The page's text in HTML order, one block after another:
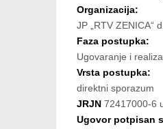
Organizacija:
JP „RTV ZENICA“
Faza postupka:
Ugovaranje i
Vrsta postupka:
direktni sporazum
JRJN 72417000-6
Ugovor potpisan